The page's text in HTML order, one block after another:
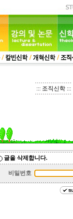
::: 조직신학 :::
글을 삭제합니다.
비밀번호